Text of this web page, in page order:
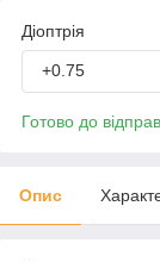
Діоптрія
+0.75
Готово до
Опис